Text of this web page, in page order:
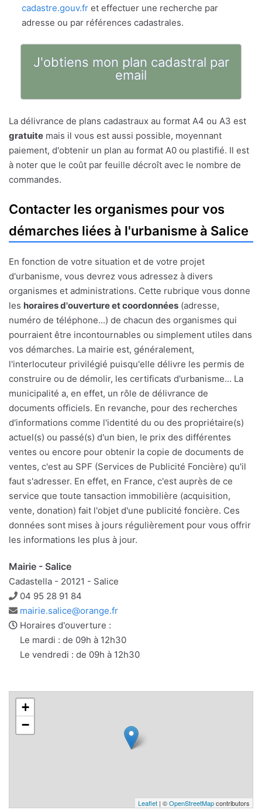
cadastre.gouv.fr et effectuer une recherche par
adresse ou par références cadastrales.
J'obtiens mon plan cadastral par
email
La délivrance de plans cadastraux au format A4 ou A3 est
gratuite mais il vous est aussi possible, moyennant
paiement, d'obtenir un plan au format A0 ou plastifié. Il est
à noter que le coût par feuille décroît avec le nombre de
commandes.
Contacter les organismes pour vos
démarches liées à l'urbanisme à Salice
En fonction de votre situation et de votre projet
d'urbanisme, vous devrez vous adressez à divers
organismes et administrations. Cette rubrique vous donne
les horaires d'ouverture et coordonnées (adresse,
numéro de téléphone...) de chacun des organismes qui
pourraient être incontournables ou simplement utiles dans
vos démarches. La mairie est, généralement,
l'interlocuteur privilégié puisqu'elle délivre les permis de
construire ou de démolir, les certificats d'urbanisme... La
municipalité a, en effet, un rôle de délivrance de
documents officiels. En revanche, pour des recherches
d'informations comme l'identité du ou des propriétaire(s)
actuel(s) ou passé(s) d'un bien, le prix des différentes
ventes ou encore pour obtenir la copie de documents de
ventes, c'est au SPF (Services de Publicité Foncière) qu'il
faut s'adresser. En effet, en France, c'est auprès de ce
service que toute tansaction immobilière (acquisition,
vente, donation) fait l'objet d'une publicité foncière. Ces
données sont mises à jours régulièrement pour vous offrir
les informations les plus à jour.
Mairie - Salice
Cadastella - 20121 - Salice
Téléphone
04 95 28 91 84
Adresse
e-
mail
mairie.salice@orange.fr
Horaires d'ouverture :
Le mardi : de 09h à 12h30
Le vendredi : de 09h à 12h30
+
−
Leaflet | ©OpenStreetMapcontributors